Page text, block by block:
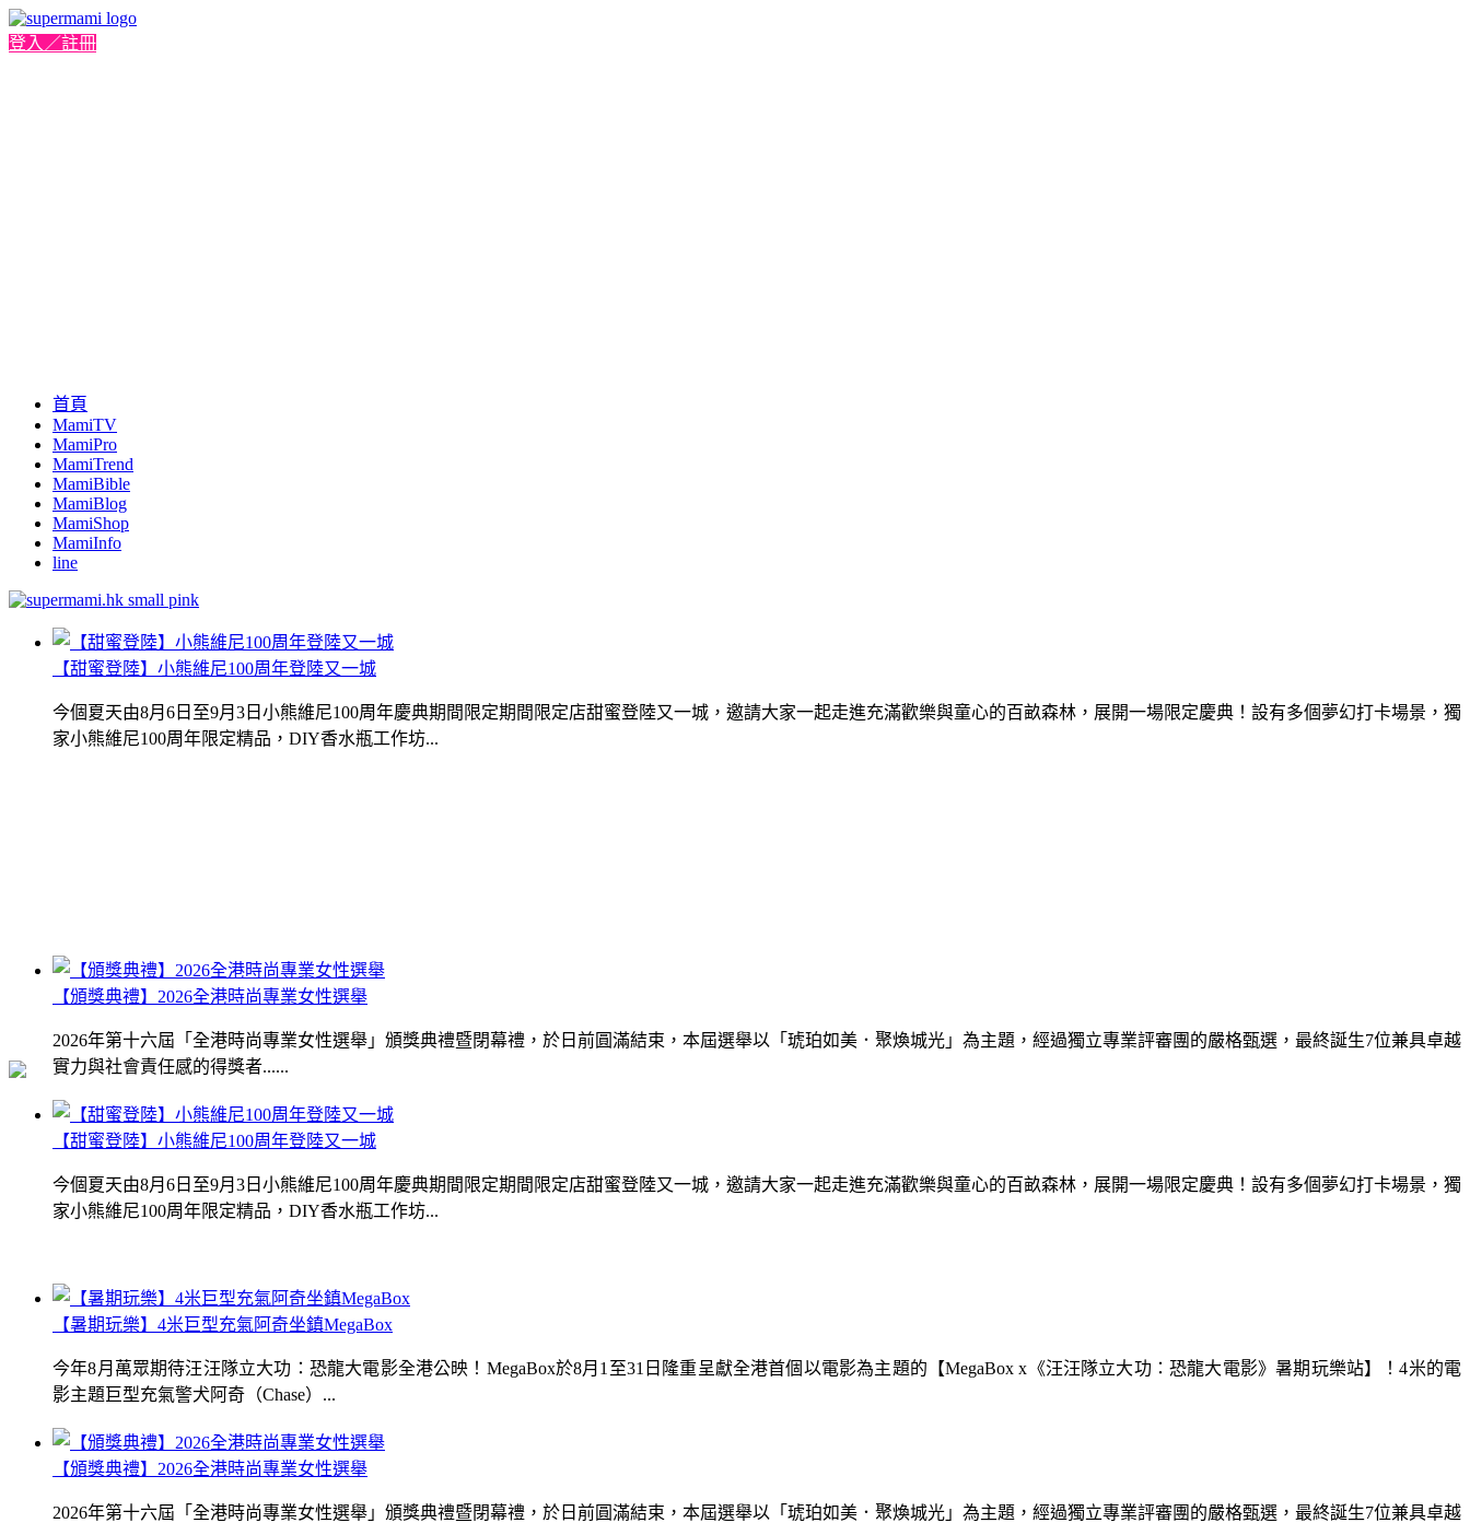
登入／註冊
首頁
MamiTV
MamiPro
MamiTrend
MamiBible
MamiBlog
MamiShop
MamiInfo
line
【甜蜜登陸】小熊維尼100周年登陸又一城
今個夏天由8月6日至9月3日小熊維尼100周年慶典期間限定期間限定店甜蜜登陸又一城，邀請大家一起走進充滿歡樂與童心的百畝森林，展開一場限定慶典！設有多個夢幻打卡場景，獨
家小熊維尼100周年限定精品，DIY香水瓶工作坊...
【頒獎典禮】2026全港時尚專業女性選舉
2026年第十六屆「全港時尚專業女性選舉」頒獎典禮暨閉幕禮，於日前圓滿結束，本屆選舉以「琥珀如美．聚煥城光」為主題，經過獨立專業評審團的嚴格甄選，最終誕生7位兼具卓越
實力與社會責任感的得獎者......
【暑期玩樂】4米巨型充氣阿奇坐鎮MegaBox
今年8月萬眾期待汪汪隊立大功：恐龍大電影全港公映！MegaBox於8月1至31日隆重呈獻全港首個以電影為主題的【MegaBox x《汪汪隊立大功：恐龍大電影》暑期玩樂站】！4米的電
影主題巨型充氣警犬阿奇（Chase）...
【甜蜜登陸】小熊維尼100周年登陸又一城
今個夏天由8月6日至9月3日小熊維尼100周年慶典期間限定期間限定店甜蜜登陸又一城，邀請大家一起走進充滿歡樂與童心的百畝森林，展開一場限定慶典！設有多個夢幻打卡場景，獨
家小熊維尼100周年限定精品，DIY香水瓶工作坊...
【頒獎典禮】2026全港時尚專業女性選舉
2026年第十六屆「全港時尚專業女性選舉」頒獎典禮暨閉幕禮，於日前圓滿結束，本屆選舉以「琥珀如美．聚煥城光」為主題，經過獨立專業評審團的嚴格甄選，最終誕生7位兼具卓越